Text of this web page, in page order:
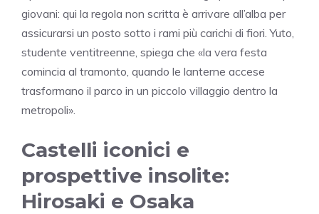
giovani: qui la regola non scritta è arrivare all’alba per
assicurarsi un posto sotto i rami più carichi di fiori. Yuto,
studente ventitreenne, spiega che «la vera festa
comincia al tramonto, quando le lanterne accese
trasformano il parco in un piccolo villaggio dentro la
metropoli».
Castelli iconici e
prospettive insolite:
Hirosaki e Osaka